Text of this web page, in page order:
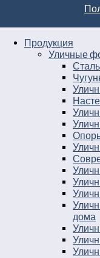
Продукция
Уличные
дома